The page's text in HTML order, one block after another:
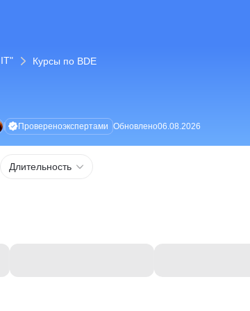
Курсы по BDE
Провереноэкспертами Обновлено06.08.2026
Длительность